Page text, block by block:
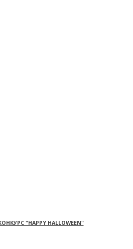
"HAPPY HALLOWEEN"